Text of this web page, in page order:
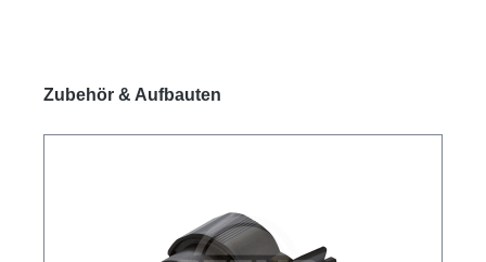
Produktgalerie überspringen
Zubehör & Aufbauten